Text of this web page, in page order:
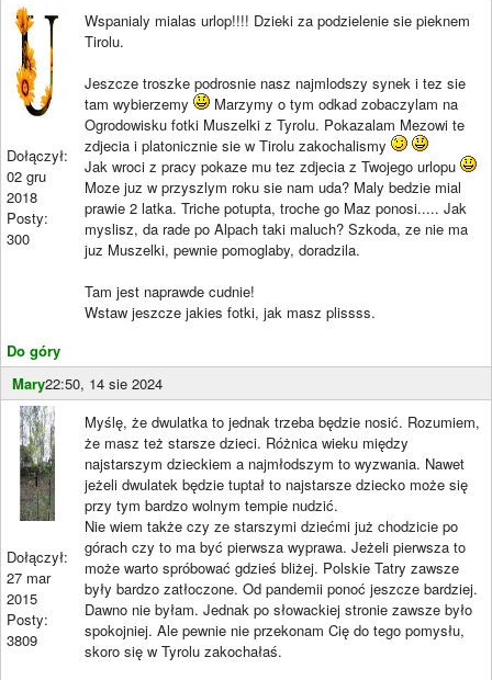
Dołączył:
02 gru
2018
Posty:
300
Do góry
Wspanialy mialas urlop!!!! Dzieki za podzielenie sie pieknem
Tirolu.
Jeszcze troszke podrosnie nasz najmlodszy synek i tez sie
tam wybierzemy
Marzymy o tym odkad zobaczylam na
Ogrodowisku fotki Muszelki z Tyrolu. Pokazalam Mezowi te
zdjecia i platonicznie sie w Tirolu zakochalismy
Jak wroci z pracy pokaze mu tez zdjecia z Twojego urlopu
Moze juz w przyszlym roku sie nam uda? Maly bedzie mial
prawie 2 latka. Triche potupta, troche go Maz ponosi..... Jak
myslisz, da rade po Alpach taki maluch? Szkoda, ze nie ma
juz Muszelki, pewnie pomoglaby, doradzila.
Tam jest naprawde cudnie!
Wstaw jeszcze jakies fotki, jak masz plissss.
Mary22:50, 14 sie 2024
Dołączył:
27 mar
2015
Posty:
3809
Myślę, że dwulatka to jednak trzeba będzie nosić. Rozumiem,
że masz też starsze dzieci. Różnica wieku między
najstarszym dzieckiem a najmłodszym to wyzwania. Nawet
jeżeli dwulatek będzie tuptał to najstarsze dziecko może się
przy tym bardzo wolnym tempie nudzić.
Nie wiem także czy ze starszymi dziećmi już chodzicie po
górach czy to ma być pierwsza wyprawa. Jeżeli pierwsza to
może warto spróbować gdzieś bliżej. Polskie Tatry zawsze
były bardzo zatłoczone. Od pandemii ponoć jeszcze bardziej.
Dawno nie byłam. Jednak po słowackiej stronie zawsze było
spokojniej. Ale pewnie nie przekonam Cię do tego pomysłu,
skoro się w Tyrolu zakochałaś.